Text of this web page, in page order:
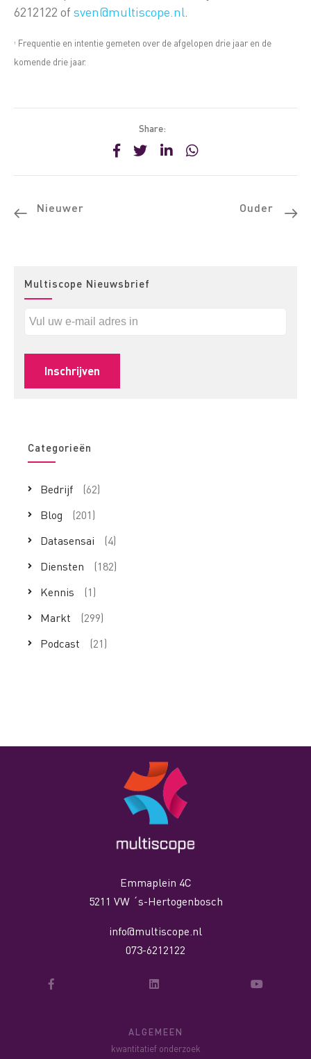
6212122 of sven@multiscope.nl
1 Frequentie en intentie gemeten over de afgelopen drie jaar en de
komende drie jaar.
Share:
Nieuwer Ouder
Multiscope Nieuwsbrief
Categorieën
Bedrijf
(62)
Blog
(201)
Datasensai
(4)
Diensten
(182)
Kennis
(1)
Markt
(299)
Podcast
(21)
Emmaplein 4C
5211 VW ´s-Hertogenbosch
info@multiscope.nl
073-6212122
ALGEMEEN
kwantitatief onderzoek